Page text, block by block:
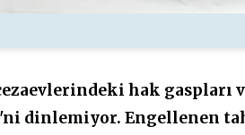
hak gaspları
dinlemiyor. Engellenen